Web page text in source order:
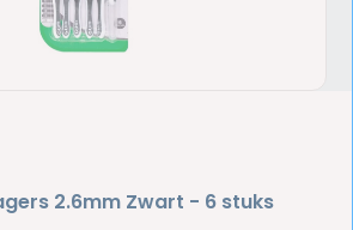
2.6mm Zwart - 6 stuks